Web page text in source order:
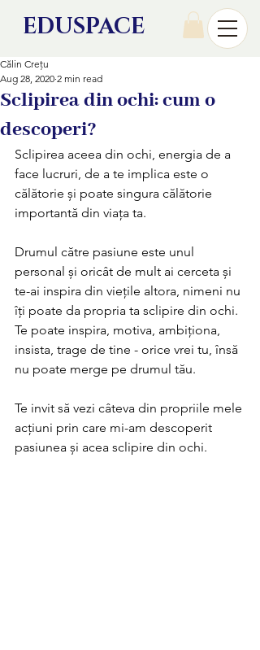
EDUSPACE
Sclipirea din ochi: cum o
descoperi?
Călin Crețu
Aug 28, 2020 2 min read
Sclipirea aceea din ochi, energia de a
face lucruri, de a te implica este o
călătorie și poate singura călătorie
importantă din viața ta.
Drumul către pasiune este unul
personal și oricât de mult ai cerceta și
te-ai inspira din viețile altora, nimeni nu
îți poate da propria ta sclipire din ochi.
Te poate inspira, motiva, ambiționa,
insista, trage de tine - orice vrei tu, însă
nu poate merge pe drumul tău.
Te invit să vezi câteva din propriile mele
acțiuni prin care mi-am descoperit
pasiunea și acea sclipire din ochi.